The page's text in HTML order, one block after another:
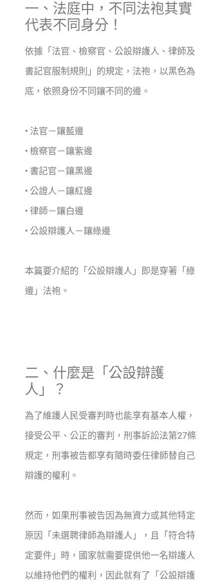
一、法庭中，不同法袍其實
代表不同身分！
依據「法官、檢察官、公設辯護人、律師及
書記官服制規則」的規定，法袍，以黑色為
底，依照身份不同鑲不同的邊。
• 法官－鑲藍邊
• 檢察官－鑲紫邊
• 書記官－鑲黑邊
• 公證人－鑲紅邊
• 律師－鑲白邊
• 公設辯護人－鑲綠邊
本篇要介紹的「公設辯護人」即是穿著「綠
邊」法袍。
二、什麼是「公設辯護
人」？
為了維護人民受審判時也能享有基本人權，
接受公平、公正的審判，刑事訴訟法第27條
規定，刑事被告都享有隨時委任律師替自己
辯護的權利。
然而，如果刑事被告因為無資力或其他特定
原因「未選聘律師為辯護人」，且「符合特
定要件」時，國家就需要提供他一名辯護人
以維持他們的權利，因此就有了「公設辯護